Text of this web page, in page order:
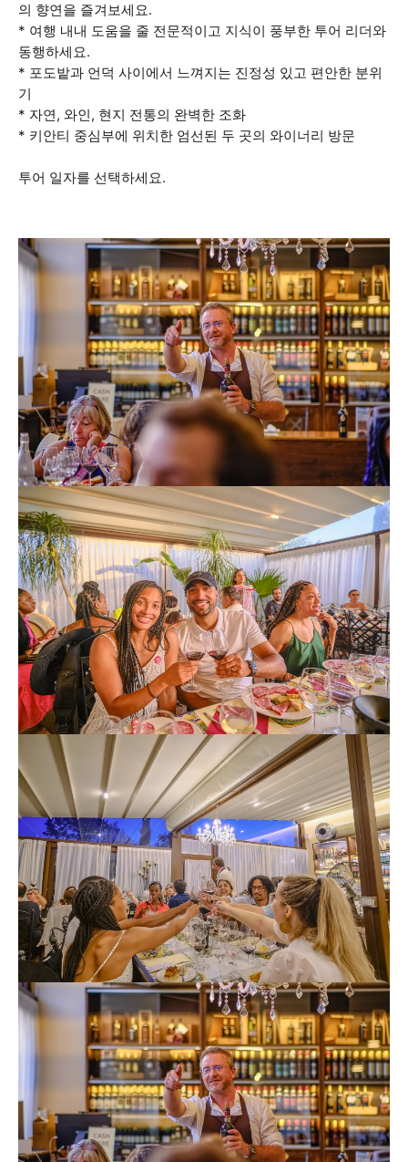
의 향연을 즐겨보세요.
* 여행 내내 도움을 줄 전문적이고 지식이 풍부한 투어 리더와
동행하세요.
* 포도밭과 언덕 사이에서 느껴지는 진정성 있고 편안한 분위
기
* 자연, 와인, 현지 전통의 완벽한 조화
* 키안티 중심부에 위치한 엄선된 두 곳의 와이너리 방문
투어 일자를 선택하세요.